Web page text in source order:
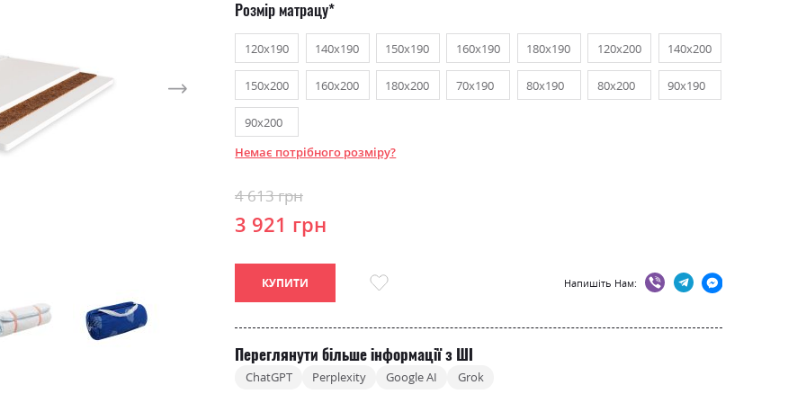
Розмір матрацу
120х190 140х190 150х190 160х190 180х190 120х200 140х200
150х200 160х200 180х200 70х190 80х190 80х200 90х190
90х200
Немає потрібного розміру?
3 921 грн
4 613 грн
КУПИТИ Напишіть Нам:
Переглянути більше інформації з ШІ
ChatGPT Perplexity Google AI Grok